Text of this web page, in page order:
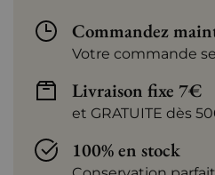
Commandez
Votre commande
Livraison fixe 7€
et GRATUITE dès
100% en stock